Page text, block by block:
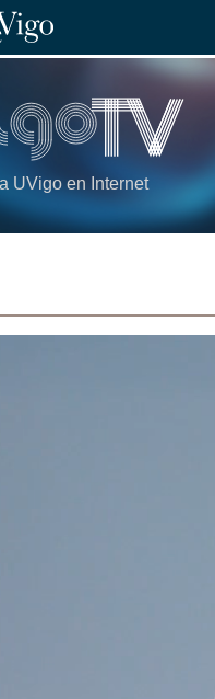
UVigo en Internet